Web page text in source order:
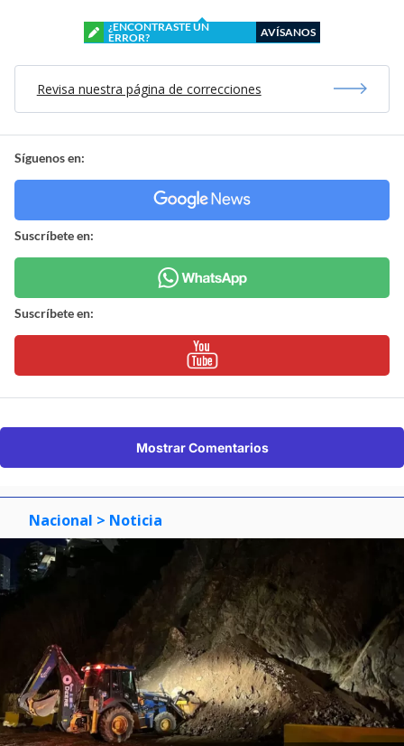
¿ENCONTRASTE UN
ERROR?
AVÍSANOS
Revisa nuestra página de correcciones
Síguenos en:
Suscríbete en:
Suscríbete en:
Mostrar Comentarios
Nacional > Noticia